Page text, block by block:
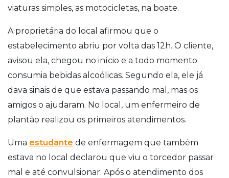
viaturas simples, as motocicletas, na boate.
A proprietária do local afirmou que o
estabelecimento abriu por volta das 12h. O cliente,
avisou ela, chegou no início e a todo momento
consumia bebidas alcoólicas. Segundo ela, ele já
dava sinais de que estava passando mal, mas os
amigos o ajudaram. No local, um enfermeiro de
plantão realizou os primeiros atendimentos.
Uma estudante de enfermagem que também
estava no local declarou que viu o torcedor passar
mal e até convulsionar. Após o atendimento dos